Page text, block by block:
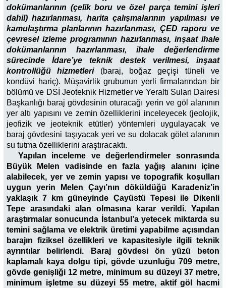
dokümanlarının (çelik boru ve özel parça temini işleri
dahil) hazırlanması, harita çalışmalarının yapılması ve
kamulaştırma planlarının hazırlanması, ÇED raporu ve
çevresel izleme programının hazırlanması, inşaat ihale
dokümanlarının hazırlanması, ihale değerlendirme
sürecinde İdare’ye teknik destek verilmesi, inşaat
kontrollüğü hizmetleri(baraj, boğaz geçişi tüneli ve
kondüvi hariç). Müşavirlik grubunun yerli firmalarından bir
bölümü ve DSİ Jeoteknik Hizmetler ve Yeraltı Suları Dairesi
Başkanlığı baraj gövdesinin oturacağı yerin ve göl alanının
yer altı yapısını ve zemin özelliklerini inceleyecek (jeolojik,
jeofizik ve jeoteknik etütler) yöntemleri uygulayacak ve
baraj gövdesini taşıyacak yeri ve su dolacak gölet alanının
su tutma özelliklerini araştıracaktı.
Yapılan inceleme ve değerlendirmeler sonrasında
Büyük Melen vadisinde en fazla yağış alanını içine
alabilecek, yer ve zemin yapısı ve topografik koşulları
uygun yerin Melen Çayı’nın döküldüğü Karadeniz’in
yaklaşık 7 km güneyinde Çayüstü Tepesi ile Dikenli
Tepe arasındaki alan olmasına karar verildi. Yapılan
araştırmalar sonucunda İstanbul’a yetecek miktarda su
temini sağlama ve elektrik üretimi yapabilme açısından
barajın fiziksel özellikleri ve kapasitesiyle ilgili teknik
ayrıntılar belirlendi. Baraj gövdesi ön yüzü beton
kaplamalı kaya dolgu tipi, gövde uzunluğu 709 metre,
gövde genişliği 12 metre, minimum su düzeyi 37 metre,
minimum işletme su düzeyi 55 metre, aktif göl hacmi